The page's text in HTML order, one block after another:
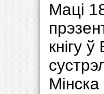
Маці
кнігу ў